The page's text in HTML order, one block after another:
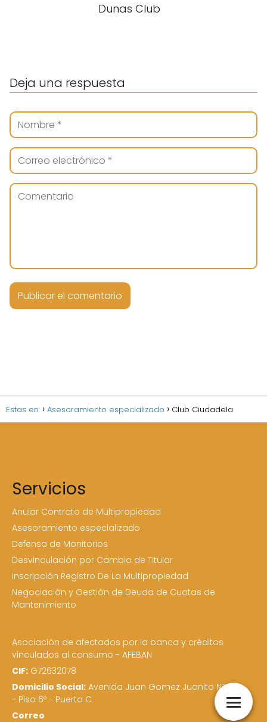
Dunas Club
Deja una respuesta
Estas en: Asesoramiento especializado Club Ciudadela
Servicios
Anular Contrato de Multipropiedad
Asesoramiento especializado
Defensa de Monitorios
Desvinculación por Cambio de Titular
Inscripción Registro De La Multipropiedad
Negociación y Gestión de Deuda de Cuotas de
Mantenimiento
Asociación de afectados por la banca y créditos
vinculados al consumo - AFEBAN
CIF: G72632078
Domicilio Social: Avenida Juan Gomez Juanito Nº 16
- Piso 6º - Puerta C
Correo